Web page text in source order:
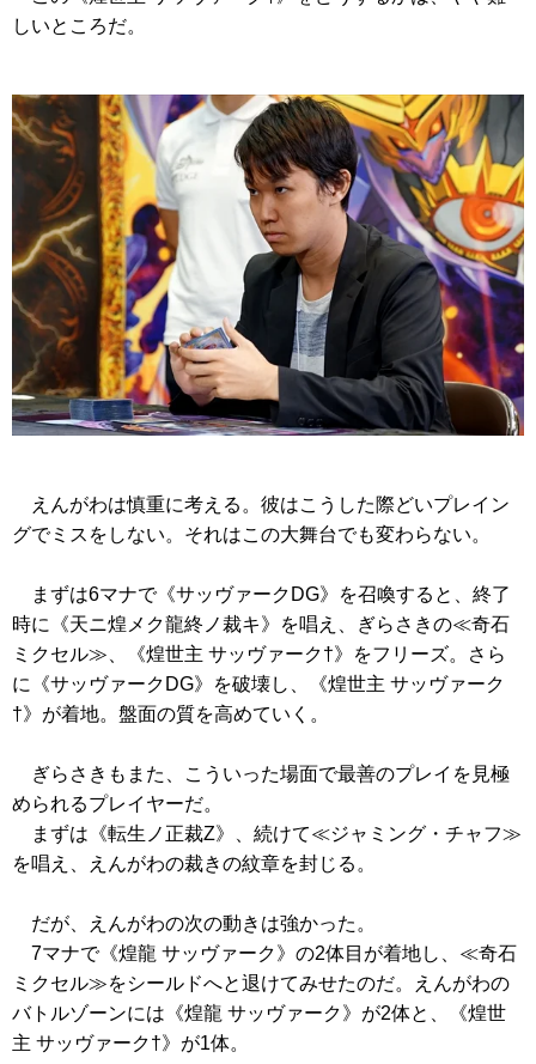
しいところだ。
えんがわは慎重に考える。彼はこうした際どいプレイン
グでミスをしない。それはこの大舞台でも変わらない。
まずは6マナで《サッヴァークDG》
を召喚すると、終了
時に
《天ニ煌メク龍終ノ裁キ》 を唱え、ぎらさきの≪奇石
ミクセル≫
《煌世主 サッヴァーク†》
をフリーズ。さら
に
《サッヴァークDG》 を破壊し、
《煌世主 サッヴァーク
†》 が着地。盤面の質を高めていく。
ぎらさきもまた、こういった場面で最善のプレイを見極
められるプレイヤーだ。
まずは 《転生ノ正裁Z》 、続けて≪ジャミング・チャフ≫
を唱え、えんがわの裁きの紋章を封じる。
だが、えんがわの次の動きは強かった。
7マナで《煌龍 サッヴァーク》 の2体目が着地し、 ≪奇石
ミクセル≫をシールドへと退けてみせたのだ。えんがわの
バトルゾーンには 《煌龍 サッヴァーク》 が2体と、
《煌世
主 サッヴァーク†》 が1体。